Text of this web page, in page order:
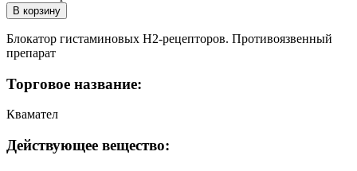
В корзину
Блокатор гистаминовых Н2-рецепторов. Противоязвенный
препарат
Торговое название:
Квамател
Действующее вещество: